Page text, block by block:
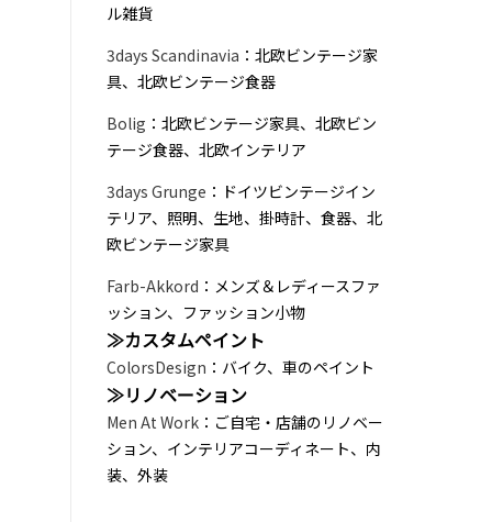
ル雑貨
3days Scandinavia ：北欧ビンテージ家
具、北欧ビンテージ食器
Bolig ：北欧ビンテージ家具、北欧ビン
テージ食器、北欧インテリア
3days Grunge ：ドイツビンテージイン
テリア、照明、生地、掛時計、食器、北
欧ビンテージ家具
Farb-Akkord ：メンズ＆レディースファ
ッション、ファッション小物
≫カスタムペイント
ColorsDesign ：バイク、車のペイント
≫リノベーション
Men At Work ：ご自宅・店舗のリノベー
ション、インテリアコーディネート、内
装、外装